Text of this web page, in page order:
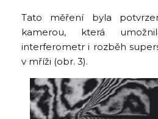
Tato měření byla
kamerou, která
interferometr i rozběh
v mříži (obr. 3).